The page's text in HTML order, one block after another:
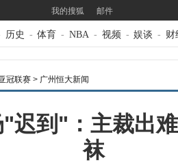
我的搜狐 邮件
历史 - 体育 - NBA - 视频 - 娱谈 - 财
冠联赛 > 广州恒大新闻
迟到"：主裁出
袜